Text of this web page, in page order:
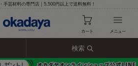
手芸材料の専門店｜5,500円以上で送料無料！
検索